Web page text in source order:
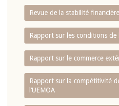
Revue de la stabilité
Rapport sur les conditions de
Rapport sur le commerce
Rapport sur la compétitivité
l‘UEMOA